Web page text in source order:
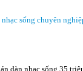
nhạc sống chuyên